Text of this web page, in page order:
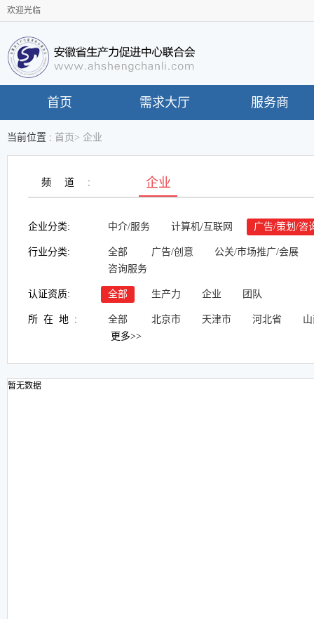
欢迎光临
首页 需求大厅 服务商
当前位置 : 首页 > 企业
频道: 企业
企业分类: 中介/服务 计算机/互联网 广告/策划/咨
行业分类: 全部 广告/创意
公关/市场推广/会展
咨询服务
认证资质: 全部 生产力 企业 团队
所在地: 全部 北京市 天津市 河北省
更多>>
暂无数据